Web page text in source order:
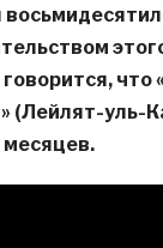
что
(Лейлят-уль-